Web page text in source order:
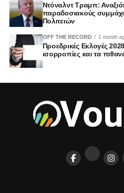
Ντόναλντ Τραμπ:
παραδοσιακούς
Πολιτειών
OFF THE RECORD 1 month
Προεδρικές Εκλογές
ισορροπίες και τα